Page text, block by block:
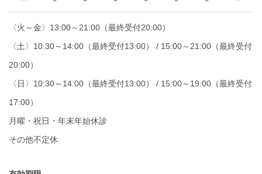
〈火～金〉13:00～21:00（最終受付20:00）
〈土〉10:30～14:00（最終受付13:00） / 15:00～21:00（最終受付
20:00）
〈日〉10:30～14:00（最終受付13:00） / 15:00～19:00（最終受付
17:00）
月曜・祝日・年末年始休診
その他不定休